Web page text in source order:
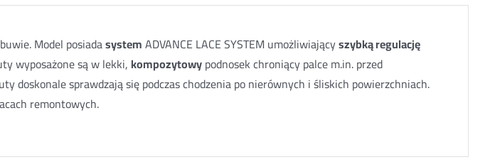
Model posiadasystemADVANCE LACE SYSTEM umożliwiającyszybką regulację
wyposażone są w lekki, kompozytowypodnosek chroniący palce m.in. przed
doskonale sprawdzają się podczas chodzenia po nierównych i śliskich powierzchniach.
remontowych.